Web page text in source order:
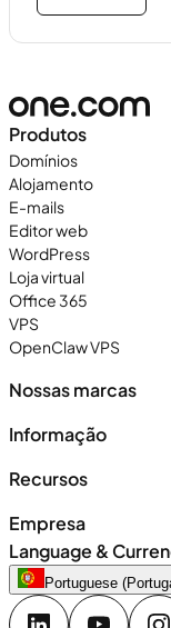
Produtos
Domínios
Alojamento
E-mails
Editor web
WordPress
Loja virtual
Office 365
VPS
OpenClaw VPS
Nossas marcas
Informação
Recursos
Empresa
Language &
Portuguese